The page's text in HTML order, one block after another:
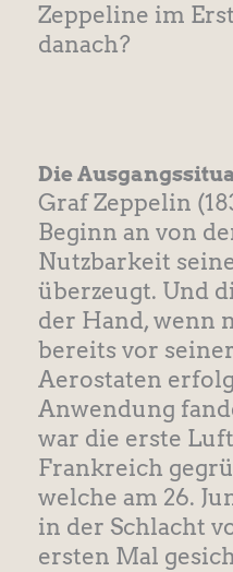
Zeppeline im
danach?
Die
Graf Zeppelin
Beginn an von
Nutzbarkeit
überzeugt. Und
der Hand, wenn
bereits vor
Aerostaten
Anwendung
war die erste
Frankreich
welche am 26.
in der Schlacht
ersten Mal